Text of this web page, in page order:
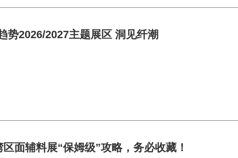
势2026/2027主题展区 洞见纤潮
面辅料展“保姆级”攻略，务必收藏！